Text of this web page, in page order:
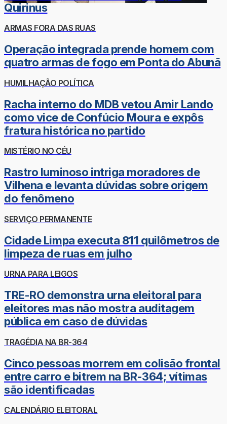
Quirinus
ARMAS FORA DAS RUAS
Operação integrada prende homem com
quatro armas de fogo em Ponta do Abunã
HUMILHAÇÃO POLÍTICA
Racha interno do MDB vetou Amir Lando
como vice de Confúcio Moura e expôs
fratura histórica no partido
MISTÉRIO NO CÉU
Rastro luminoso intriga moradores de
Vilhena e levanta dúvidas sobre origem
do fenômeno
SERVIÇO PERMANENTE
Cidade Limpa executa 811 quilômetros de
limpeza de ruas em julho
URNA PARA LEIGOS
TRE-RO demonstra urna eleitoral para
eleitores mas não mostra auditagem
pública em caso de dúvidas
TRAGÉDIA NA BR-364
Cinco pessoas morrem em colisão frontal
entre carro e bitrem na BR-364; vítimas
são identificadas
CALENDÁRIO ELEITORAL